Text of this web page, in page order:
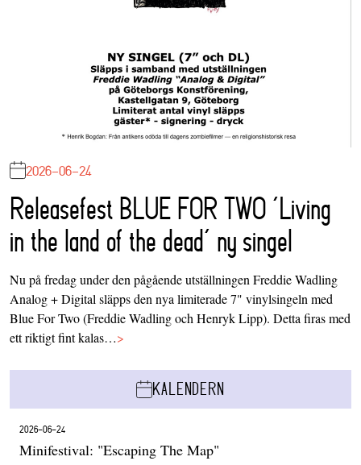
2026-06-24
Releasefest BLUE FOR TWO ‘Living
in the land of the dead’ ny singel
Nu på fredag under den pågående utställningen Freddie Wadling
Analog + Digital släpps den nya limiterade 7" vinylsingeln med
Blue For Two (Freddie Wadling och Henryk Lipp). Detta firas med
ett riktigt fint kalas…>
KALENDERN
2026-06-24
Minifestival: "Escaping The Map"